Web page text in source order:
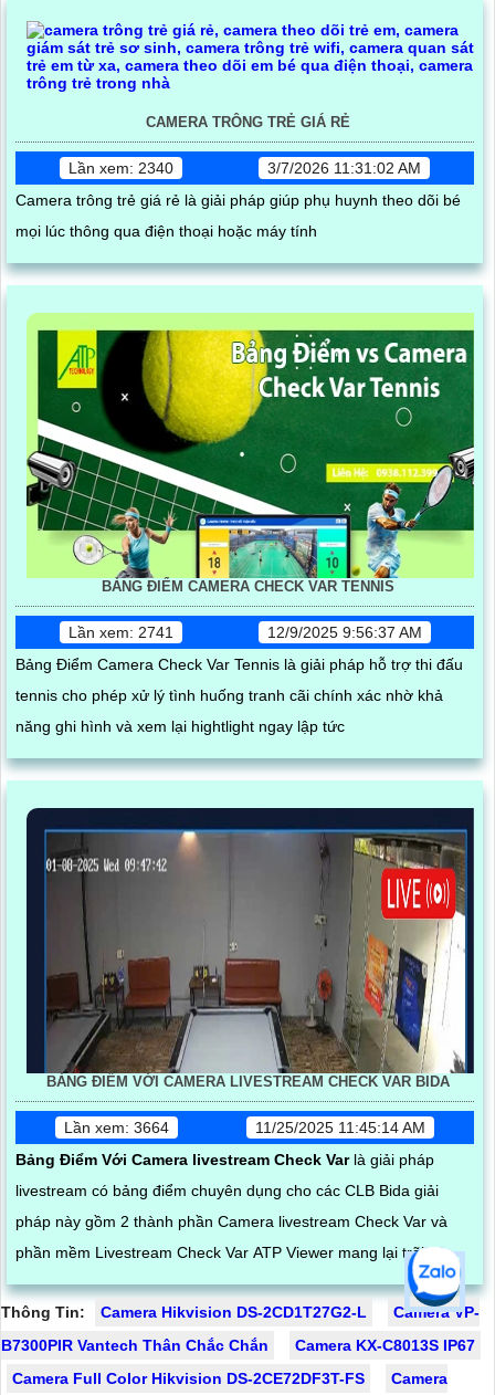
CAMERA TRÔNG TRẺ GIÁ RẺ
Lần xem: 2340
3/7/2026 11:31:02 AM
Camera trông trẻ giá rẻ là giải pháp giúp phụ huynh theo dõi bé
mọi lúc thông qua điện thoại hoặc máy tính
BẢNG ĐIỂM CAMERA CHECK VAR TENNIS
Lần xem: 2741
12/9/2025 9:56:37 AM
Bảng Điểm Camera Check Var Tennis là giải pháp hỗ trợ thi đấu
tennis cho phép xử lý tình huống tranh cãi chính xác nhờ khả
năng ghi hình và xem lại hightlight ngay lập tức
BẢNG ĐIỂM VỚI CAMERA LIVESTREAM CHECK VAR BIDA
Lần xem: 3664
11/25/2025 11:45:14 AM
Bảng Điểm Với Camera livestream Check Var là giải pháp
livestream có bảng điểm chuyên dụng cho các CLB Bida giải
pháp này gồm 2 thành phần Camera livestream Check Var và
phần mềm Livestream Check Var ATP Viewer mang lại trãi
nghiệm chơi bida chuyên nghiệp tiết kiệm chi phí livestream cho
các giải đấu bida tại các CLB
Thông Tin: Camera Hikvision DS-2CD1T27G2-L
Camera VP-
B7300PIR Vantech Thân Chắc Chắn
Camera KX-C8013S IP67
Camera Full Color Hikvision DS-2CE72DF3T-FS
Camera